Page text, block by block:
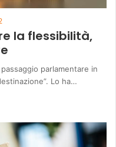
la flessibilità,
parlamentare in
Lo ha…